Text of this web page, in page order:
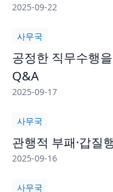
2025-09-22
사무국
공정한 직무수행
Q&A
2025-09-17
사무국
관행적 부패·갑질
2025-09-16
사무국